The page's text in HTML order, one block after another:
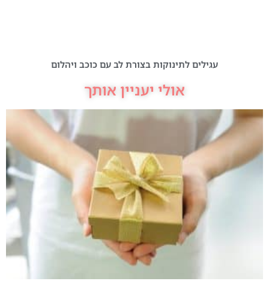
עגילים לתינוקות בצורת לב עם כוכב ויהלום
אולי יעניין אותך